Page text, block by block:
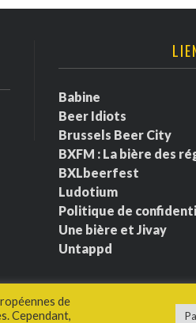
Babine
Beer Idiots
Brussels Beer City
BXFM : La bière des
BXLbeerfest
Ludotium
Politique de
Une bière et Jivay
Untappd
de
Cependant,